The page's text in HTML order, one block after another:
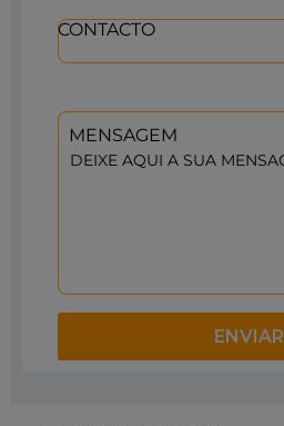
CONTACTO
MENSAGEM
ENVIAR